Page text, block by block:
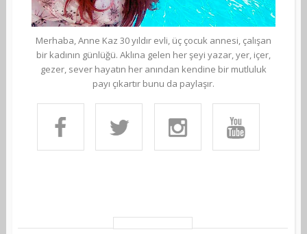
Merhaba, Anne Kaz 30 yıldır evli, üç çocuk annesi, çalışan
bir kadının günlüğü. Aklına gelen her şeyi yazar, yer, içer,
gezer, sever hayatın her anından kendine bir mutluluk
payı çıkartır bunu da paylaşır.